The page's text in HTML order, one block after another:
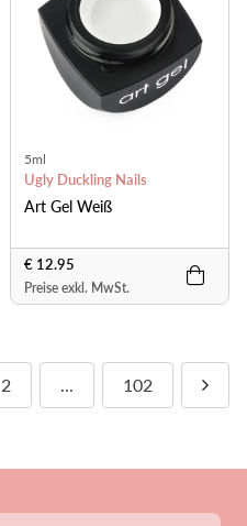
5ml
Ugly Duckling Nails
Art Gel Weiß
€ 12.95
Preise exkl. MwSt.
2 ... 102